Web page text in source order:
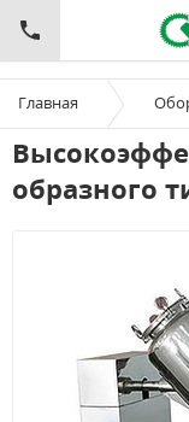
Главная
образного